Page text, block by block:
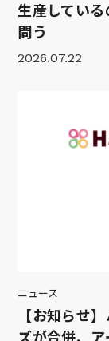
生産してい
問う
2026.07.22
ニュース
【お知らせ
ズが合併、